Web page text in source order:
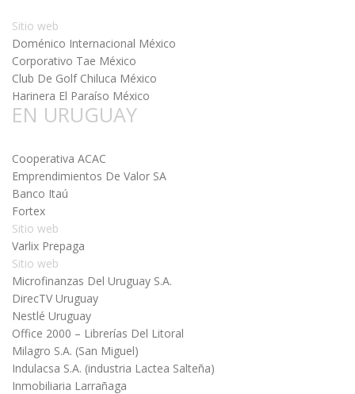
Sitio web
Doménico Internacional México
Corporativo Tae México
Club De Golf Chiluca México
Harinera El Paraíso México
EN URUGUAY
Cooperativa ACAC
Emprendimientos De Valor SA
Banco Itaú
Fortex
Sitio web
Varlix Prepaga
Sitio web
Microfinanzas Del Uruguay S.A.
DirecTV Uruguay
Nestlé Uruguay
Office 2000 – Librerías Del Litoral
Milagro S.A. (San Miguel)
Indulacsa S.A. (industria Lactea Salteña)
Inmobiliaria Larrañaga